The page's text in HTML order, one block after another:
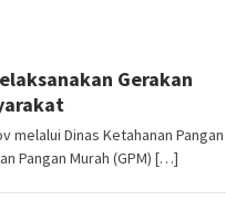
Gerakan
melalui Dinas Ketahanan Pangan
Pangan Murah (GPM) […]